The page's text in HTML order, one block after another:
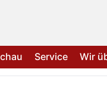
Service Wir